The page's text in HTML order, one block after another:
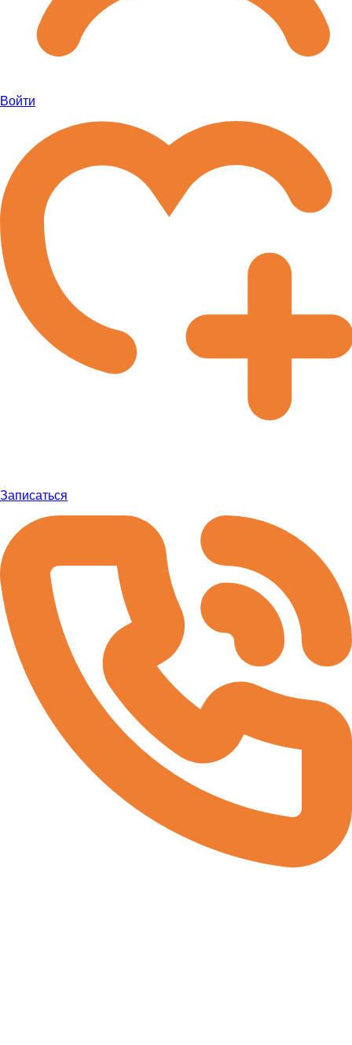
Войти
Записаться